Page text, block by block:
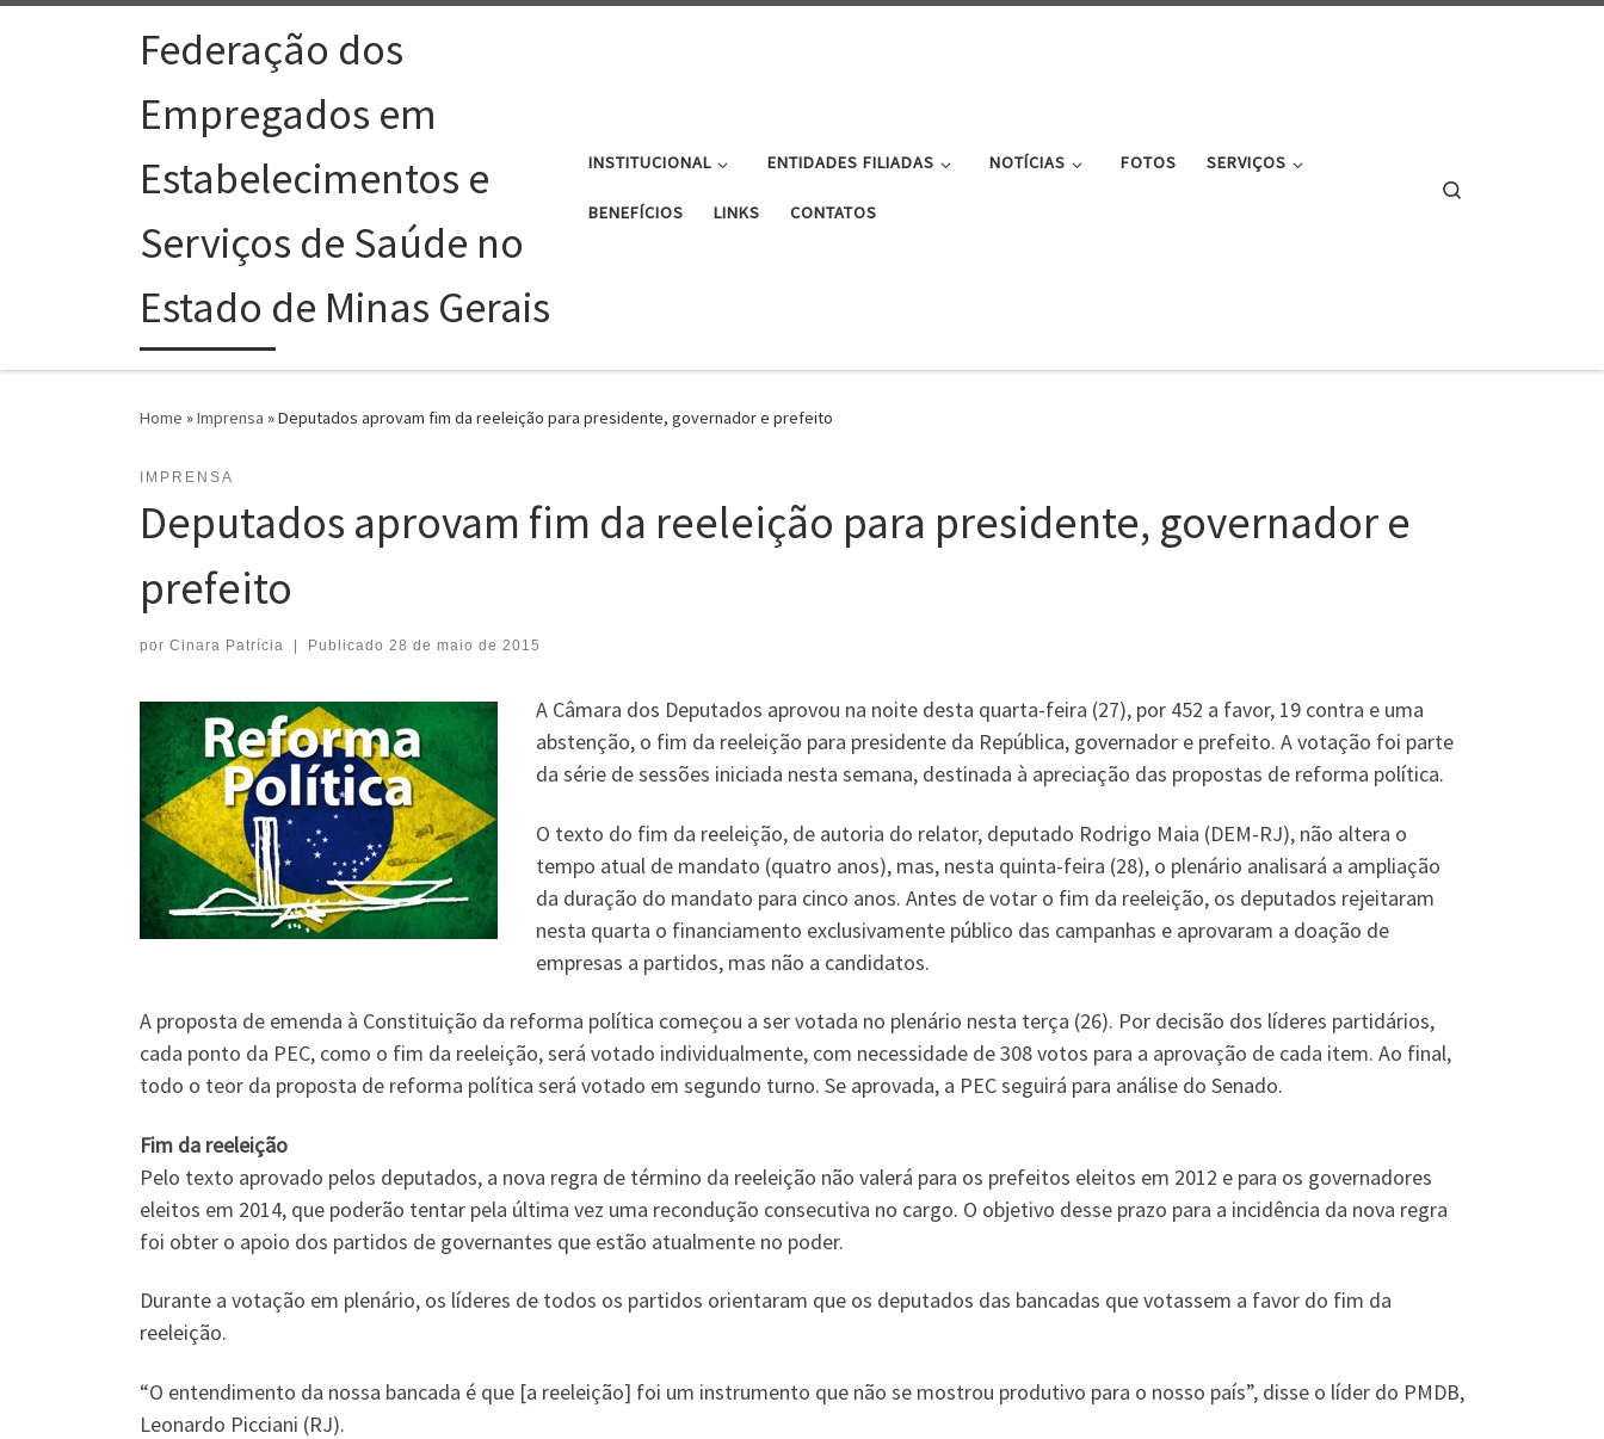
Skip to contentFederação dos
Empregados em
Estabelecimentos e
Serviços de Saúde no
Estado de Minas Gerais
INSTITUCIONAL ENTIDADES FILIADAS NOTÍCIAS FOTOS SERVIÇOS
BENEFÍCIOS LINKS CONTATOS
Home »Imprensa »Deputados aprovam fim da reeleição para presidente, governador e prefeito
IMPRENSA
Deputados aprovam fim da reeleição para presidente, governador e
prefeito
por Cinara Patrícia Publicado 28 de maio de 2015
A Câmara dos Deputados aprovou na noite desta quarta-feira (27), por 452 a favor, 19 contra e uma
abstenção, o fim da reeleição para presidente da República, governador e prefeito. A votação foi parte
da série de sessões iniciada nesta semana, destinada à apreciação das propostas de reforma política.
O texto do fim da reeleição, de autoria do relator, deputado Rodrigo Maia (DEM-RJ), não altera o
tempo atual de mandato (quatro anos), mas, nesta quinta-feira (28), o plenário analisará a ampliação
da duração do mandato para cinco anos. Antes de votar o fim da reeleição, os deputados rejeitaram
nesta quarta o financiamento exclusivamente público das campanhas e aprovaram a doação de
empresas a partidos, mas não a candidatos.
A proposta de emenda à Constituição da reforma política começou a ser votada no plenário nesta terça (26). Por decisão dos líderes partidários,
cada ponto da PEC, como o fim da reeleição, será votado individualmente, com necessidade de 308 votos para a aprovação de cada item. Ao final,
todo o teor da proposta de reforma política será votado em segundo turno. Se aprovada, a PEC seguirá para análise do Senado.
Fim da reeleição
Pelo texto aprovado pelos deputados, a nova regra de término da reeleição não valerá para os prefeitos eleitos em 2012 e para os governadores
eleitos em 2014, que poderão tentar pela última vez uma recondução consecutiva no cargo. O objetivo desse prazo para a incidência da nova regra
foi obter o apoio dos partidos de governantes que estão atualmente no poder.
Durante a votação em plenário, os líderes de todos os partidos orientaram que os deputados das bancadas que votassem a favor do fim da
reeleição.
“O entendimento da nossa bancada é que [a reeleição] foi um instrumento que não se mostrou produtivo para o nosso país”, disse o líder do PMDB,
Leonardo Picciani (RJ).